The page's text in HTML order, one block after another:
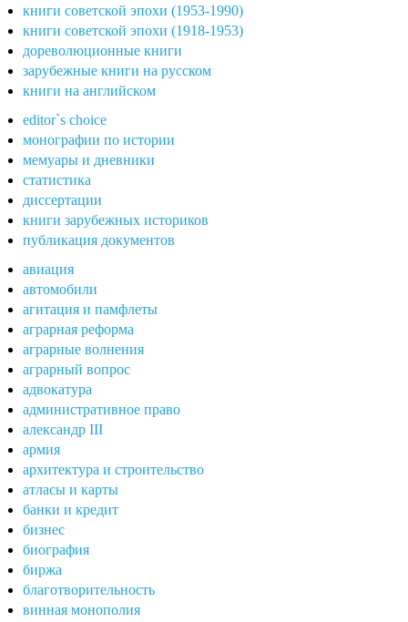
книги советской эпохи (1953-1990)
книги советской эпохи (1918-1953)
дореволюционные книги
зарубежные книги на русском
книги на английском
editor`s choice
монографии по истории
мемуары и дневники
статистика
диссертации
книги зарубежных историков
публикация документов
авиация
автомобили
агитация и памфлеты
аграрная реформа
аграрные волнения
аграрный вопрос
адвокатура
административное право
александр III
армия
архитектура и строительство
атласы и карты
банки и кредит
бизнес
биография
биржа
благотворительность
винная монополия